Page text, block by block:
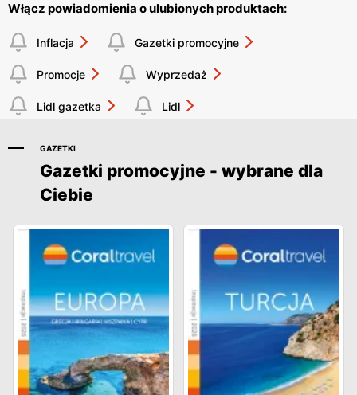
Włącz powiadomienia o ulubionych produktach:
Inflacja Gazetki promocyjne
Promocje Wyprzedaż
Lidl gazetka Lidl
GAZETKI
Gazetki promocyjne - wybrane dla
Ciebie